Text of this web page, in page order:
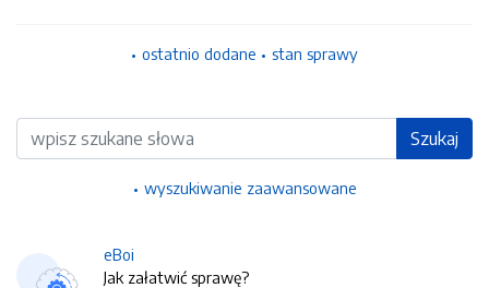
ostatnio dodane stan sprawy
Wyszukiwarka Szukaj
wyszukiwanie zaawansowane
eBoi
Jak załatwić sprawę?